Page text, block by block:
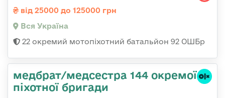
від 25000 до 125000 грн
Вся Україна
22 окремий мотопіхотний батальйон 92 ОШБр
медбрат/медсестра 144 окремої
піхотної бригади